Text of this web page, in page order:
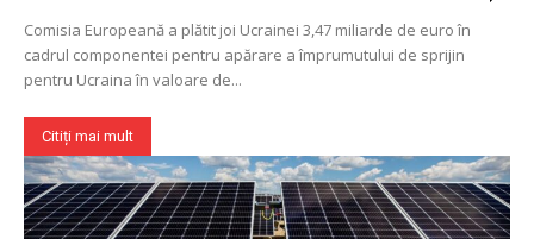
Comisia Europeană a plătit joi Ucrainei 3,47 miliarde de euro în
cadrul componentei pentru apărare a împrumutului de sprijin
pentru Ucraina în valoare de...
Citiți mai mult